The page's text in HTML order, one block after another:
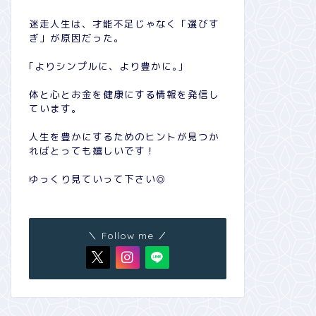
迷走人生は、才能不足じゃなく「選びす
ぎ」が原因だった。
｢よりシンプルに、より豊かに｡｣
体と心とお金を健康にする情報を発信し
ています。
人生を豊かにするためのヒントが見つか
ればとっても嬉しいです！
ゆっくり見ていって下さい◎
＼ Follow me ／